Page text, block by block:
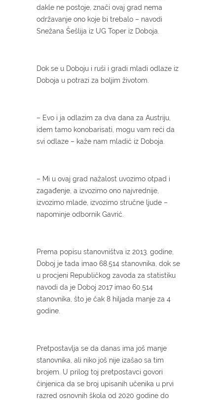
dakle ne postoje, znači ovaj grad nema
održavanje ono koje bi trebalo – navodi
Snežana Šešlija iz UG Toper iz Doboja.
Dok se u Doboju i ruši i gradi mladi odlaze iz
Doboja u potrazi za boljim životom.
– Evo i ja odlazim za dva dana za Austriju,
idem tamo konobarisati, mogu vam reći da
svi odlaze – kaže nam mladić iz Doboja.
– Mi u ovaj grad nažalost uvozimo otpad i
zagađenje, a izvozimo ono najvrednije,
izvozimo mlade, izvozimo stručne ljude –
napominje odbornik Gavrić.
Prema popisu stanovništva iz 2013. godine,
Doboj je tada imao 68.514 stanovnika, dok se
u procjeni Republičkog zavoda za statistiku
navodi da je Doboj 2017 imao 60.514
stanovnika, što je čak 8 hiljada manje za 4
godine.
Pretpostavlja se da danas ima još manje
stanovnika, ali niko još nije izašao sa tim
brojem. U prilog toj pretpostavci govori
činjenica da se broj upisanih učenika u prvi
razred osnovnih škola od 2020 godine do